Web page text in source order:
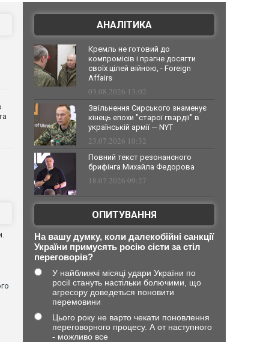
АНАЛІТИКА
Кремль не готовий до
компромісів і прагне досягти
своїх цілей війною, - Foreign
Affairs
03.08.2026 13:02
Звільнення Сирського знаменує
кінець епохи "старої гвардії" в
українській армії — NYT
23.07.2026 10:32
Повний текст резонансного
брифінга Михайла Федорова
18.07.2026 09:27
ОПИТУВАННЯ
На вашу думку, коли далекобійні санкції
України примусять росію сісти за стіл
переговорів?
У найближчі місяці удари України по
росії стануть настільки болючими, що
агресору доведеться поновити
перемовини
Цього року не варто чекати поновлення
переговорного процесу. А от наступного
- можливо все